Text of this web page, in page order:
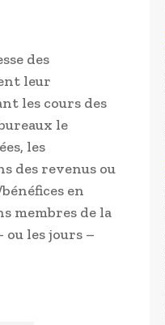
des
leur
les cours des
le
les
des revenus ou
en
membres de la
ou les jours –